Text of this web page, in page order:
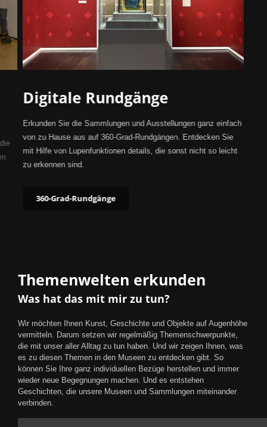
Digitale Rundgänge
Erkunden Sie die Sammlungen und Ausstellungen ganz einfach
von zu Hause aus auf 360-Grad-Rundgängen. Entdecken Sie
mit Hilfe von Lupenfunktionen details, die sonst nicht so leicht
zu erkennen sind.
360-Grad-Rundgänge
Themenwelten erkunden
Was hat das mit mir zu tun?
Wir möchten Ihnen Kunst, Geschichte und Objekte auf Augenhöhe
vermitteln. Darum setzen wir regelmäßig Themenschwerpunkte,
die mit unser aller Alltag zu tun haben. Und wir zeigen Ihnen, was
es zu diesen Themen in den Museen zu entdecken gibt. So
können Sie Ihre ganz individuellen Bezüge herstellen und immer
wieder neue Begegnungen machen. Und es entstehen
Geschichten, die unsere Museen und Sammlungen miteinander
verbinden.